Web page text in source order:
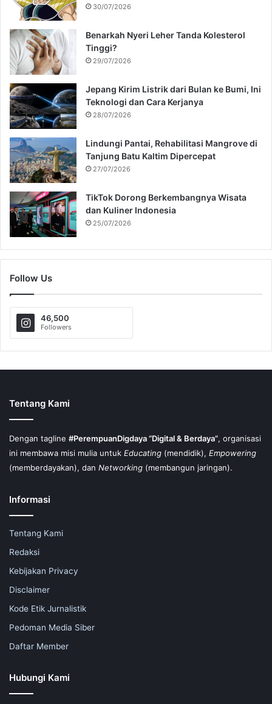
30/07/2026
Benarkah Nyeri Leher Tanda Kolesterol
Tinggi?
29/07/2026
Jepang Kirim Listrik dari Bulan ke Bumi, Ini
Teknologi dan Cara Kerjanya
28/07/2026
Lindungi Pantai, Rehabilitasi Mangrove di
Tanjung Batu Kaltim Dipercepat
27/07/2026
TikTok Dorong Berkembangnya Wisata
dan Kuliner Indonesia
25/07/2026
Follow Us
46,500
Followers
Tentang Kami
Dengan tagline #PerempuanDigdaya “Digital & Berdaya”, organisasi
ini membawa misi mulia untuk Educating (mendidik), Empowering
(memberdayakan), dan Networking (membangun jaringan).
Informasi
Tentang Kami
Redaksi
Kebijakan Privacy
Disclaimer
Kode Etik Jurnalistik
Pedoman Media Siber
Daftar Member
Hubungi Kami